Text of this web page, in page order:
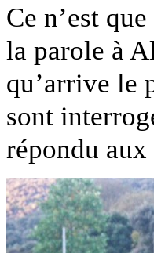
Ce n’est
la parole à
qu’arrive le
sont
répondu aux